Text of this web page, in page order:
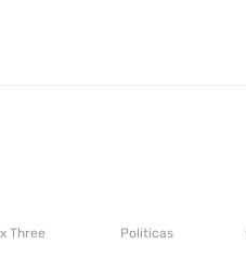
Three Politicas